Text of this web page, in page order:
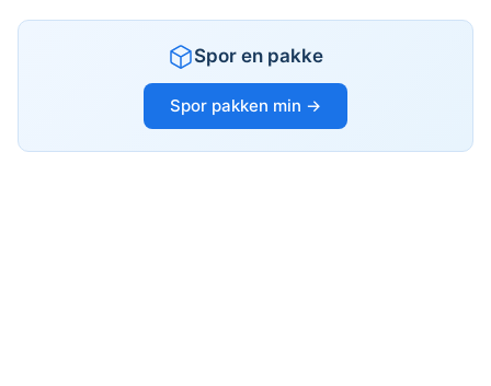
Spor en pakke
Spor pakken min →